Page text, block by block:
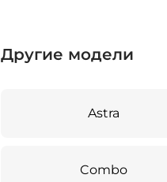
Другие модели
Astra
Combo